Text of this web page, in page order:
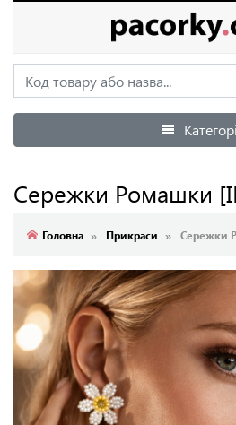
Сережки Ромашки
Головна Прикраси Сережки